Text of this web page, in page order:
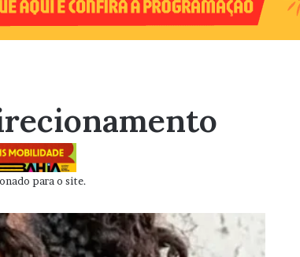
para o site.